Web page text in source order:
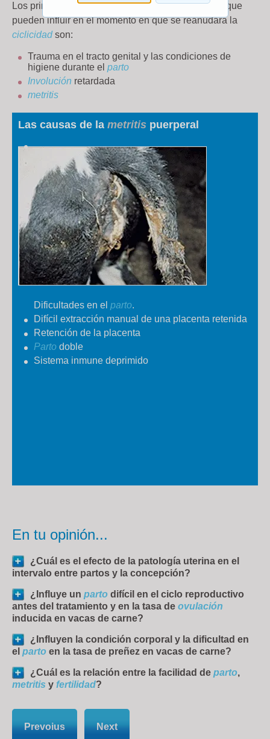
Los principales factores relacionados con elparto
que
pueden influir en el momento en que se reanudará la
ciclicidadson:
Trauma en el tracto genital y las condiciones de
higiene durante el parto
Involución retardada
metritis
Las causas de la metritis puerperal
Dificultades en el parto.
Difícil extracción manual de una placenta retenida
Retención de la placenta
Parto doble
Sistema inmune deprimido
En tu opinión...
¿Cuál es el efecto de la patología uterina en el
intervalo entre partos y la concepción?
¿Influye un parto difícil en el ciclo reproductivo
antes del tratamiento y en la tasa de ovulación
inducida en vacas de carne?
¿Influyen la condición corporal y la dificultad en
el parto en la tasa de preñez en vacas de carne?
¿Cuál es la relación entre la facilidad de parto,
metritis y fertilidad?
Prevoius Next